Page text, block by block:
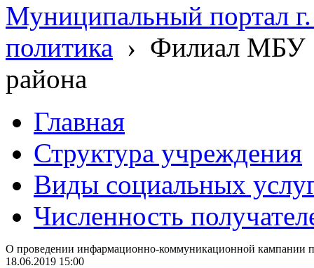
Муниципальный портал
политика › Филиал МБУ
района
Главная
Структура учреждения
Виды социальных
Численность
О проведении инфармационно-коммуникационной кампании
18.06.2019 15:00